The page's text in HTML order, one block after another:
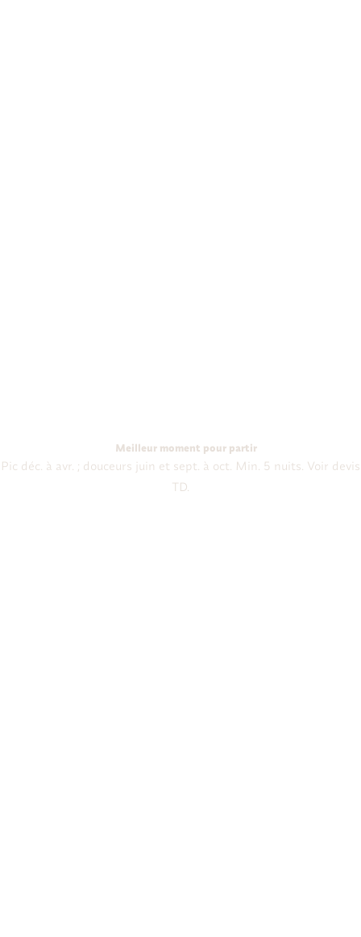
Meilleur moment pour partir
Pic déc. à avr. ; douceurs juin et sept. à oct. Min. 5 nuits. Voir devis
TD.